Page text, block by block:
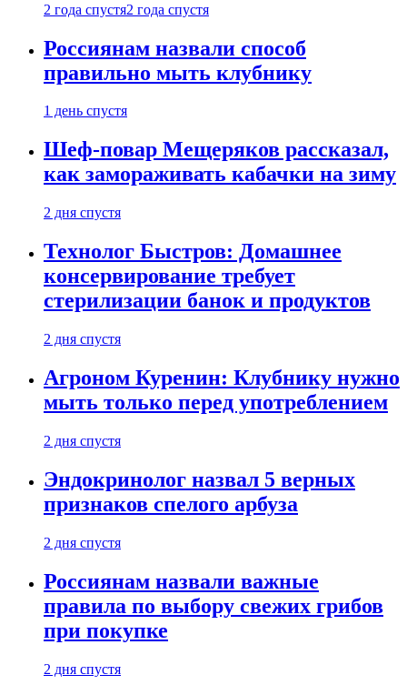
2 года спустя2 года спустя
Россиянам назвали способ
правильно мыть клубнику
1 день спустя
Шеф-повар Мещеряков рассказал,
как замораживать кабачки на зиму
2 дня спустя
Технолог Быстров: Домашнее
консервирование требует
стерилизации банок и продуктов
2 дня спустя
Агроном Куренин: Клубнику нужно
мыть только перед употреблением
2 дня спустя
Эндокринолог назвал 5 верных
признаков спелого арбуза
2 дня спустя
Россиянам назвали важные
правила по выбору свежих грибов
при покупке
2 дня спустя